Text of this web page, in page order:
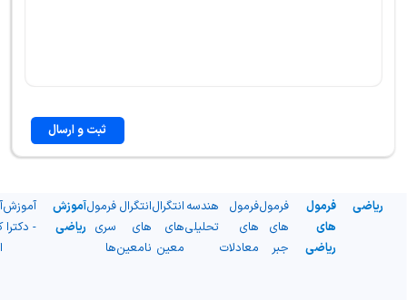
ثبت و ارسال
ریاضی
فرمول
های
ریاضی
فرمول
های
جبر
فرمول
های
معادلات
هندسه
تحلیلی
انتگرال
های
معین
انتگرال
های
نامعین
فرمول
سری
ها
آموزش
ریاضی
آموزش
- دکترا